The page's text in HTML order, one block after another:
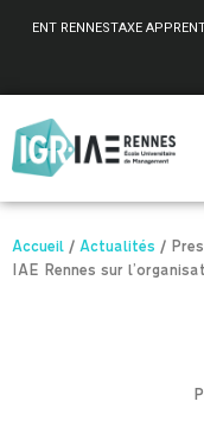
ENT RENNESTAXE
Accueil / Actualités /
IAE Rennes sur